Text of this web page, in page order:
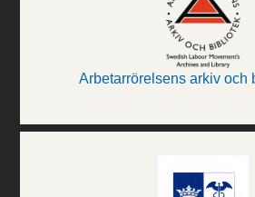
Arbetarrörelsens arkiv och